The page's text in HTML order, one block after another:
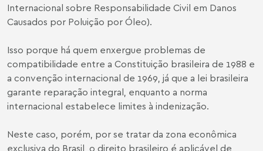
Internacional sobre Responsabilidade Civil em Danos
Causados por Poluição por Óleo).
Isso porque há quem enxergue problemas de
compatibilidade entre a Constituição brasileira de 1988 e
a convenção internacional de 1969, já que a lei brasileira
garante reparação integral, enquanto a norma
internacional estabelece limites à indenização.
Neste caso, porém, por se tratar da zona econômica
exclusiva do Brasil, o direito brasileiro é aplicável de